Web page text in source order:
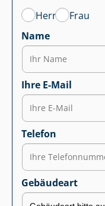
Herr
Frau
Name
Ihre E-Mail
Telefon
Gebäudeart